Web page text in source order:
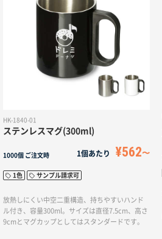
HK-1840-01
ステンレスマグ(300ml)
1000個 ご注文時 1個あたり ¥562
1色 サンプル請求可
放熱しにくい中空二重構造、持ちやすいハンド
ル付き、容量300ml。サイズは直径7.5cm、高さ
9cmとマグカップとしてはスタンダードです。